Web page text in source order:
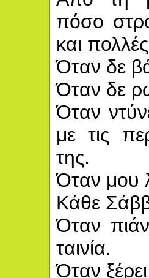
πόσο
και
Όταν δε
Όταν δε
Όταν
με τις
της.
Όταν μου
Κάθε
Όταν
ταινία.
Όταν